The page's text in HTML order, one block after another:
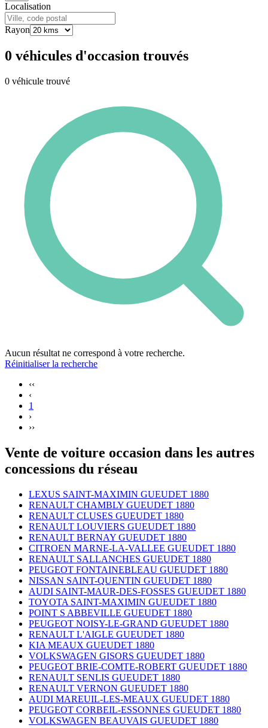
Localisation
Rayon
0 véhicules d'occasion trouvés
0 véhicule trouvé
Aucun résultat ne correspond à votre recherche.
Réinitialiser la recherche
‹‹
‹
1
›
››
Vente de voiture occasion dans les autres
concessions du réseau
LEXUS SAINT-MAXIMIN GUEUDET 1880
RENAULT CHAMBLY GUEUDET 1880
RENAULT CLUSES GUEUDET 1880
RENAULT LOUVIERS GUEUDET 1880
RENAULT BERNAY GUEUDET 1880
CITROEN MARNE-LA-VALLEE GUEUDET 1880
RENAULT SALLANCHES GUEUDET 1880
PEUGEOT FONTAINEBLEAU GUEUDET 1880
NISSAN SAINT-QUENTIN GUEUDET 1880
AUDI SAINT-MAUR-DES-FOSSES GUEUDET 1880
TOYOTA SAINT-MAXIMIN GUEUDET 1880
POINT S ABBEVILLE GUEUDET 1880
PEUGEOT NOISY-LE-GRAND GUEUDET 1880
RENAULT L'AIGLE GUEUDET 1880
KIA MEAUX GUEUDET 1880
VOLKSWAGEN GISORS GUEUDET 1880
PEUGEOT BRIE-COMTE-ROBERT GUEUDET 1880
RENAULT SENLIS GUEUDET 1880
RENAULT VERNON GUEUDET 1880
AUDI MAREUIL-LES-MEAUX GUEUDET 1880
PEUGEOT CORBEIL-ESSONNES GUEUDET 1880
VOLKSWAGEN BEAUVAIS GUEUDET 1880